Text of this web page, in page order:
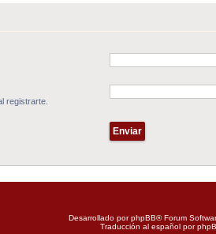
registrarte.
Desarrollado porphpBB® Forum
Traducción al español por